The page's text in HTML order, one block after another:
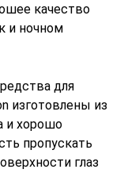
качество
и ночном
для
изготовлены из
и хорошо
пропускать
глаз